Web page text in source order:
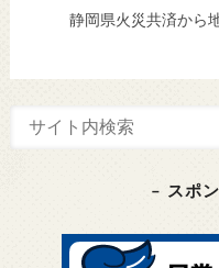
静岡県火災共済から
– スポ